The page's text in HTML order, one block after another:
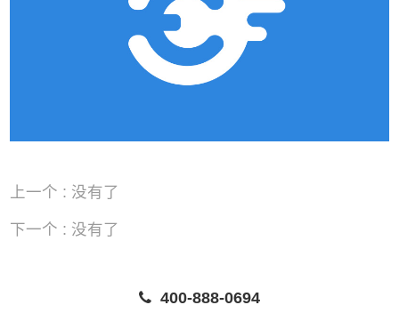
上一个 : 没有了
下一个 : 没有了
400-888-0694